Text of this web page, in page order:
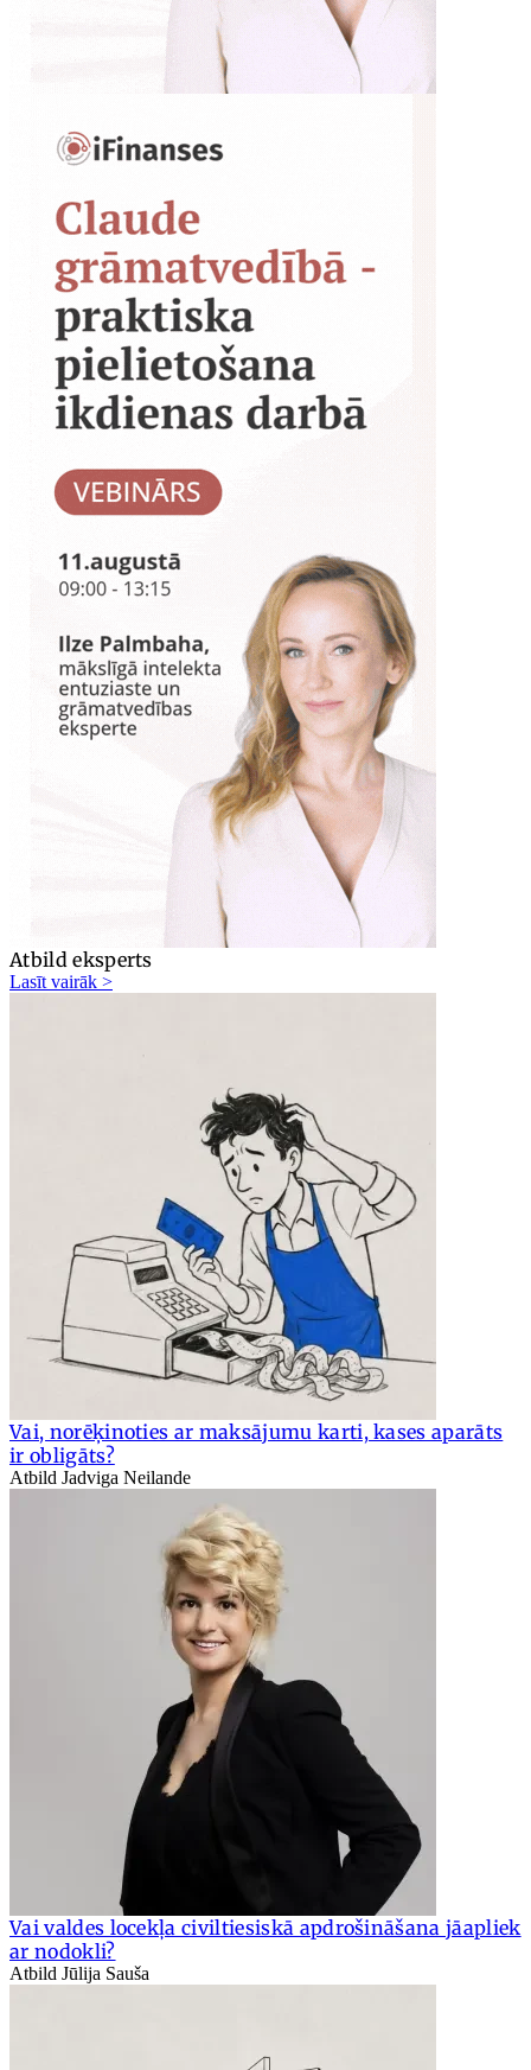
Atbild eksperts
Lasīt vairāk >
Vai, norēķinoties ar maksājumu karti, kases aparāts
ir obligāts?
Atbild Jadviga Neilande
Vai valdes locekļa civiltiesiskā apdrošināšana jāapliek
ar nodokli?
Atbild Jūlija Sauša